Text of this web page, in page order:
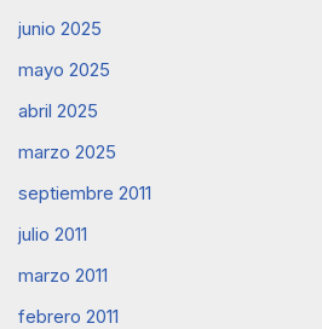
junio 2025
mayo 2025
abril 2025
marzo 2025
septiembre 2011
julio 2011
marzo 2011
febrero 2011